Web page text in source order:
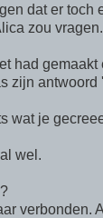
dat er toch
zou
had
zijn antwoord
wat je
wel.
verbonden.